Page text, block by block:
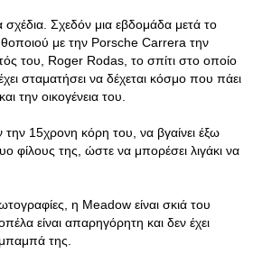
σχέδια. Σχεδόν μια εβδομάδα μετά το
με την Porsche Carrera την
του, Roger Rodas, το σπίτι στο οποίο
σταματήσει να δέχεται κόσμο που πάει
την οικογένεια του.
15χρονη κόρη του, να βγαίνει έξω
φίλους της, ώστε να μπορέσει λιγάκι να
η Meadow είναι σκιά του
είναι απαρηγόρητη και δεν έχει
της.